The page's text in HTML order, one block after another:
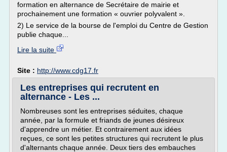
formation en alternance de Secrétaire de mairie et
prochainement une formation « ouvrier polyvalent ».
2) Le service de la bourse de l'emploi du Centre de Gestion
publie chaque...
Lire la suite
Site : http://www.cdg17.fr
Les entreprises qui recrutent en
alternance - Les ...
Nombreuses sont les entreprises séduites, chaque
année, par la formule et friands de jeunes désireux
d'apprendre un métier. Et contrairement aux idées
reçues, ce sont les petites structures qui recrutent le plus
d'alternants chaque année. Deux tiers des embauches